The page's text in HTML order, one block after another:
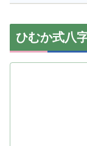
ひむか式八